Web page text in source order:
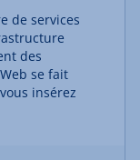
de services
des
se fait
insérez